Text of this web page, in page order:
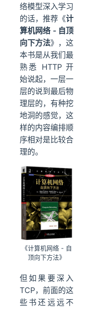
络模型深入学习
的话，推荐《计
算机网络 - 自顶
向下方法》，这
本书是从我们最
熟悉 HTTP 开
始说起，一层一
层的说到最后物
理层的，有种挖
地洞的感觉，这
样的内容编排顺
序相对是比较合
理的。
《计算机网络 - 自
顶向下方法》
但如果要深入
TCP，前面的这
些书还远远不